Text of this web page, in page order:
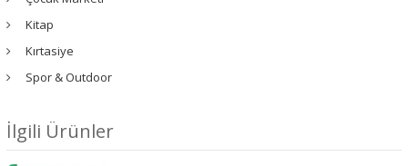
Kitap
Kırtasiye
Spor & Outdoor
İlgili Ürünler